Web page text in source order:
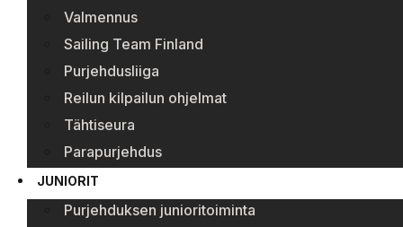
Valmennus
Sailing Team Finland
Purjehdusliiga
Reilun kilpailun ohjelmat
Tähtiseura
Parapurjehdus
JUNIORIT
Purjehduksen junioritoiminta